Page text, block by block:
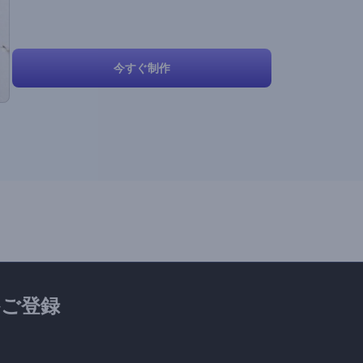
今すぐ制作
登録